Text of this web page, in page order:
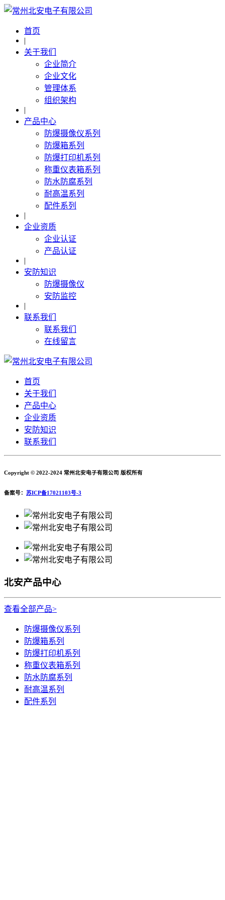
首页
|
关于我们
企业简介
企业文化
管理体系
组织架构
|
产品中心
防爆摄像仪系列
防爆箱系列
防爆打印机系列
称重仪表箱系列
防水防腐系列
耐高温系列
配件系列
|
企业资质
企业认证
产品认证
|
安防知识
防爆摄像仪
安防监控
|
联系我们
联系我们
在线留言
首页
关于我们
产品中心
企业资质
安防知识
联系我们
Copyright © 2022-2024 常州北安电子有限公司 版权所有
备案号： 苏ICP备17021103号-3
北安产品中心
查看全部产品>
防爆摄像仪系列
防爆箱系列
防爆打印机系列
称重仪表箱系列
防水防腐系列
耐高温系列
配件系列